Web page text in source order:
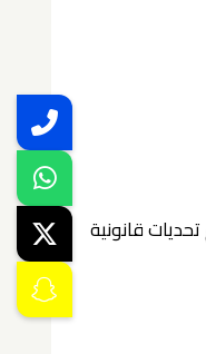
قانونية